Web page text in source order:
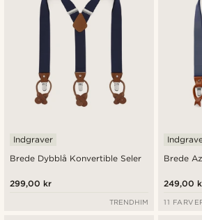
Højeste
Brede Dybblå Konvertible Seler
Indgraver
299,00 kr
TRENDHIM
Brede
249,00
11